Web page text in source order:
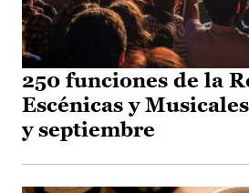
250 funciones de la
Escénicas y
y septiembre